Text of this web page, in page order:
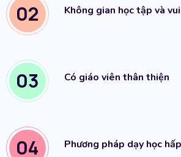
02 Không gian học tập và
03 Có giáo viên thân thiện
04 Phương pháp dạy học